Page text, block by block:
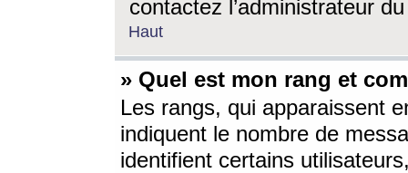
contactez l’administrateur
Haut
» Quel est mon rang et
Les rangs, qui apparaissent
indiquent le nombre de
identifient certains